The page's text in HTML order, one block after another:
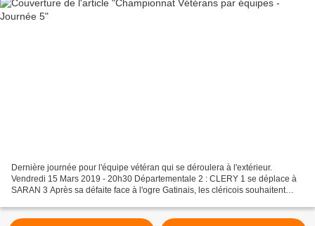
Dernière journée pour l'équipe vétéran qui se déroulera à l'extérieur.
Vendredi 15 Mars 2019 - 20h30 Départementale 2 : CLERY 1 se déplace à
SARAN 3 Après sa défaite face à l'ogre Gatinais, les cléricois souhaitent